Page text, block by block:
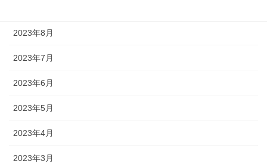
2023年8月
2023年7月
2023年6月
2023年5月
2023年4月
2023年3月